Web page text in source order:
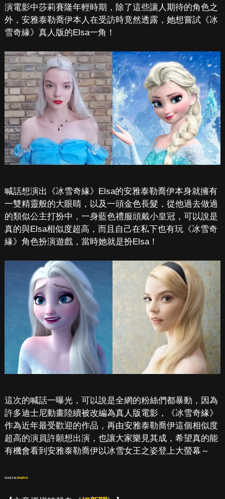
演電影中莎莉賽隆年輕時期，除了這些讓人期待的角色之
外，安雅泰勒喬伊本人在受訪時竟然透露，她想嘗試《冰
雪奇緣》真人版的Elsa一角！
喊話想演出《冰雪奇緣》Elsa的安雅泰勒喬伊本身就擁有
一雙精靈般的大眼睛，以及一頭金色長髮，從他過去做過
的類似公主打扮中，一身藍色禮服頭戴小皇冠，可以說是
真的與Elsa相似度超高，而且自己在私下也有玩《冰雪奇
緣》角色扮演遊戲，當時她就是扮Elsa！
這次的喊話一曝光，可以說是全網的粉絲們都暴動，因為
許多迪士尼動畫陸續被改編為真人版電影，《冰雪奇緣》
作為近年最受歡迎的作品，再由安雅泰勒喬伊這個相似度
超高的演員許願想出演，也讓大家樂見其成，希望真的能
有機會看到安雅泰勒喬伊以冰雪女王之姿登上大螢幕～
source:metro